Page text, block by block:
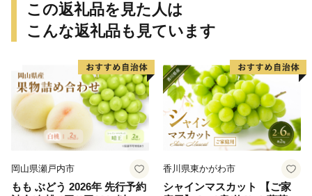
この返礼品を見た人は
こんな返礼品も見ています
岡山県瀬戸内市
もも ぶどう 2026年 先行予約
香川県東かがわ市
シャインマスカット 【ご家